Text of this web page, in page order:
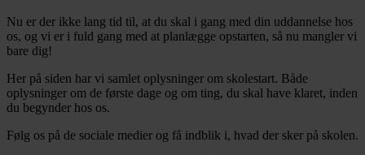
Nu er der ikke lang tid til, at du skal i gang med din uddannelse hos
os, og vi er i fuld gang med at planlægge opstarten, så nu mangler vi
bare dig!
Her på siden har vi samlet oplysninger om skolestart. Både
oplysninger om de første dage og om ting, du skal have klaret, inden
du begynder hos os.
Følg os på de sociale medier og få indblik i, hvad der sker på skolen.